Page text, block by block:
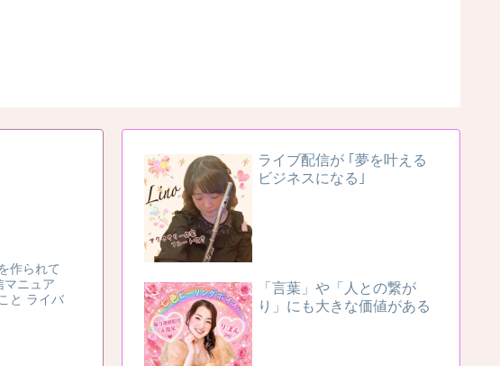
作られて
マニュア
と ライバ
ライブ配信が ｢夢を叶える
ビジネスになる｣
「言葉」や「人との繋が
り」にも大きな価値がある